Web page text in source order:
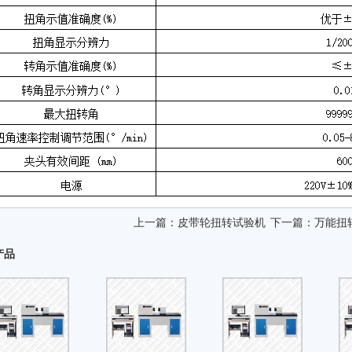
上一篇： 皮带轮扭转试验机 下一篇： 万能扭
品